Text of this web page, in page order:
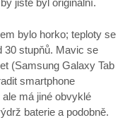
jistě byl originální.
bylo horko; teploty se
30 stupňů. Mavic se
(Samsung Galaxy Tab
smartphone
má jiné obvyklé
baterie a podobně.